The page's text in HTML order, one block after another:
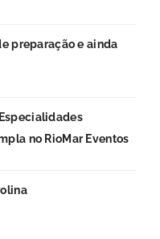
preparação e ainda
no RioMar Eventos